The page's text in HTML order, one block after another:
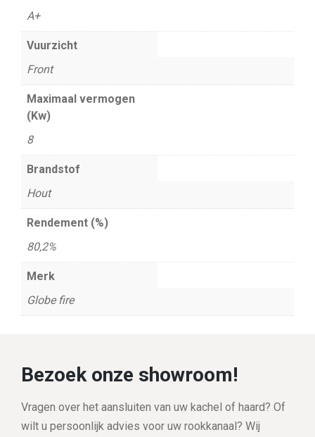
A+
Vuurzicht
Front
Maximaal vermogen
(Kw)
8
Brandstof
Hout
Rendement (%)
80,2%
Merk
Globe fire
Bezoek onze showroom!
Vragen over het aansluiten van uw kachel of haard? Of
wilt u persoonlijk advies voor uw rookkanaal? Wij